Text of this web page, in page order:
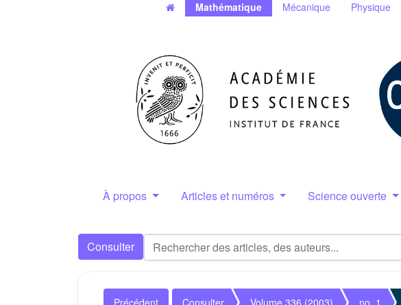
Mathématique Mécanique Physique
À propos Articles et numéros Science ouverte
Consulter